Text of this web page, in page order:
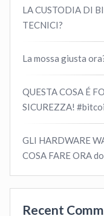
LA CUSTODIA DI
TECNICI?
La mossa giusta
QUESTA COSA É
SICUREZZA!
GLI HARDWARE
COSA FARE ORA
Recent